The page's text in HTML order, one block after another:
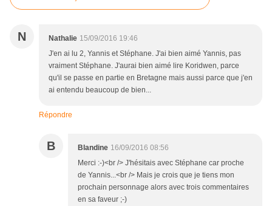
N Nathalie 15/09/2016 19:46
J'en ai lu 2, Yannis et Stéphane. J'ai bien aimé Yannis, pas
vraiment Stéphane. J'aurai bien aimé lire Koridwen, parce
qu'il se passe en partie en Bretagne mais aussi parce que j'en
ai entendu beaucoup de bien...
Répondre
B Blandine 16/09/2016 08:56
Merci :-)<br /> J'hésitais avec Stéphane car proche
de Yannis...<br /> Mais je crois que je tiens mon
prochain personnage alors avec trois commentaires
en sa faveur ;-)